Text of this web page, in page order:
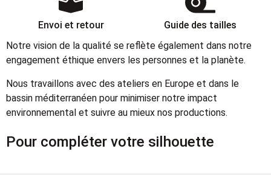
Envoi et retour
Guide des tailles
Notre vision de la qualité se reflète également dans notre
engagement éthique envers les personnes et la planète.
Nous travaillons avec des ateliers en Europe et dans le
bassin méditerranéen pour minimiser notre impact
environnemental et suivre au mieux nos productions.
Pour compléter votre silhouette